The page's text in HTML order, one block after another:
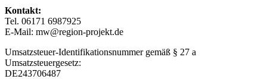
Kontakt:
Tel. 06171 6987925
E-Mail: mw@region-projekt.de
Umsatzsteuer-Identifikationsnummer gemäß § 27 a
Umsatzsteuergesetz:
DE243706487